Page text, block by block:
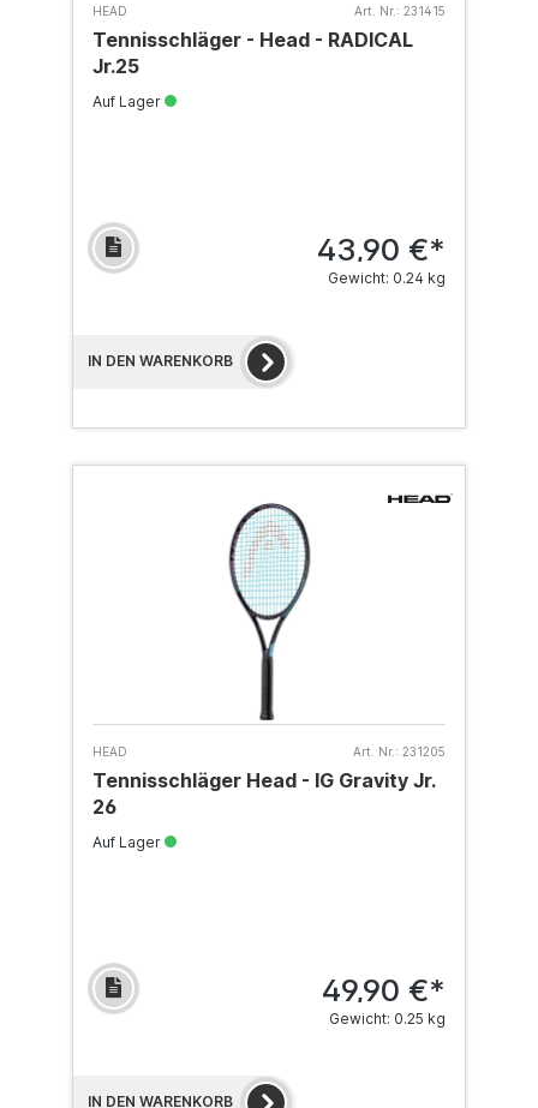
HEAD Art. Nr.: 231415
Tennisschläger - Head - RADICAL
Jr.25
Auf Lager
43,90 €*
Gewicht: 0.24 kg
IN DEN WARENKORB
HEAD Art. Nr.: 231205
Tennisschläger Head - IG Gravity Jr.
26
Auf Lager
49,90 €*
Gewicht: 0.25 kg
IN DEN WARENKORB